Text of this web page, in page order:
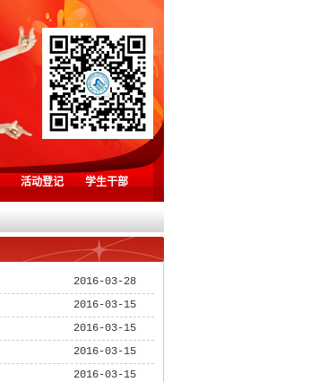
活动登记 学生干部
2016-03-28
2016-03-15
2016-03-15
2016-03-15
2016-03-15